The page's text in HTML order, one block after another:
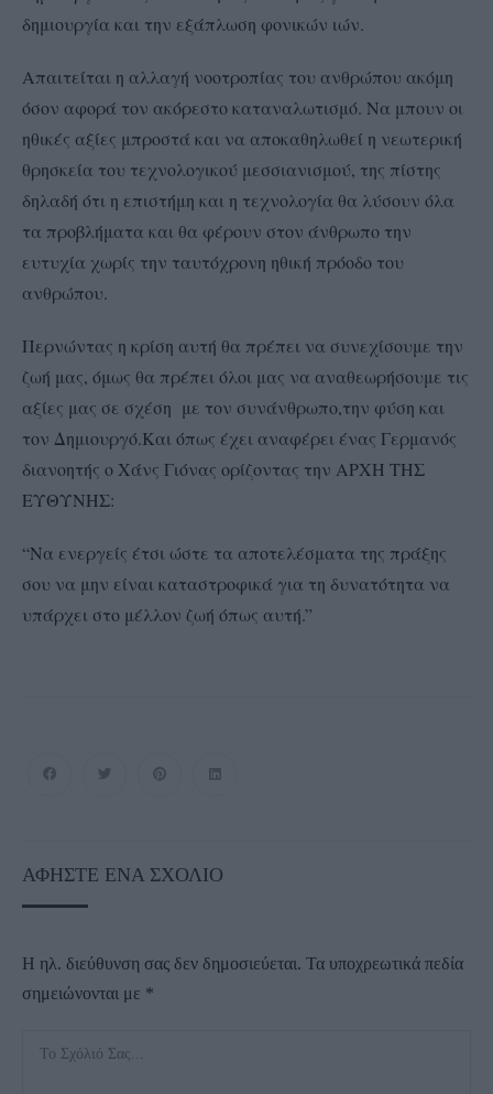
δημιουργία και την εξάπλωση φονικών ιών.
Απαιτείται η αλλαγή νοοτροπίας του ανθρώπου ακόμη
όσον αφορά τον ακόρεστο καταναλωτισμό. Να μπουν οι
ηθικές αξίες μπροστά και να αποκαθηλωθεί η νεωτερική
θρησκεία του τεχνολογικού μεσσιανισμού, της πίστης
δηλαδή ότι η επιστήμη και η τεχνολογία θα λύσουν όλα
τα προβλήματα και θα φέρουν στον άνθρωπο την
ευτυχία χωρίς την ταυτόχρονη ηθική πρόοδο του
ανθρώπου.
Περνώντας η κρίση αυτή θα πρέπει να συνεχίσουμε την
ζωή μας, όμως θα πρέπει όλοι μας να αναθεωρήσουμε τις
αξίες μας σε σχέση με τον συνάνθρωπο,την φύση και
τον Δημιουργό.Και όπως έχει αναφέρει ένας Γερμανός
διανοητής ο Χάνς Γιόνας ορίζοντας την ΑΡΧΗ ΤΗΣ
ΕΥΘΥΝΗΣ:
“Να ενεργείς έτσι ώστε τα αποτελέσματα της πράξης
σου να μην είναι καταστροφικά για τη δυνατότητα να
υπάρχει στο μέλλον ζωή όπως αυτή.”
ΑΦΉΣΤΕ ΈΝΑ ΣΧΌΛΙΟ
Η ηλ. διεύθυνση σας δεν δημοσιεύεται. Τα υποχρεωτικά πεδία
σημειώνονται με *